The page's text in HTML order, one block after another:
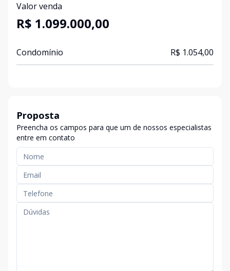
Valor venda
R$ 1.099.000,00
Condomínio R$ 1.054,00
Proposta
Preencha os campos para que um de nossos especialistas
entre em contato